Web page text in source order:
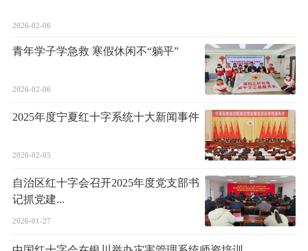
2026-02-06
青年学子学急救 寒假休闲不“躺平”
2026-02-06
2025年度宁夏红十字系统十大新闻事件
2026-02-05
自治区红十字会召开2025年度党支部书
记抓党建...
2026-01-27